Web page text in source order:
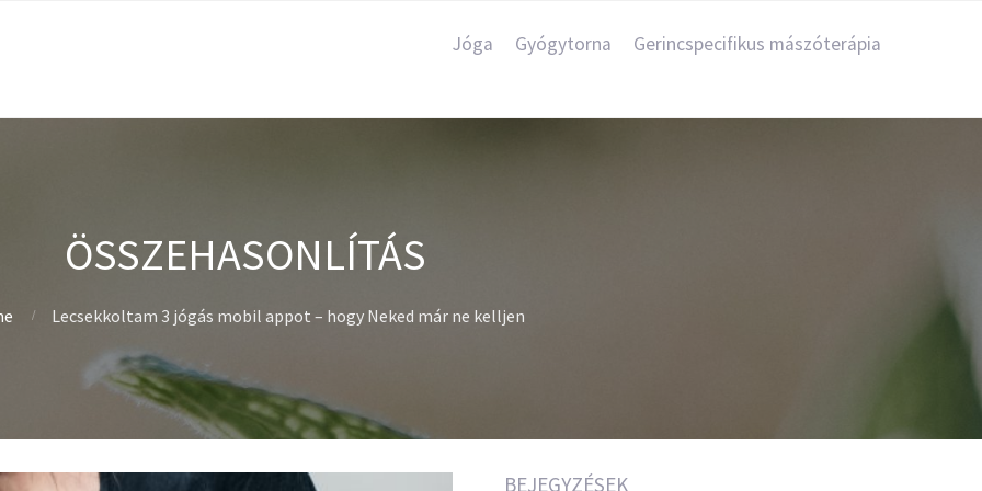
Jóga Gyógytorna Gerincspecifikus mászóterápia
ÖSSZEHASONLÍTÁS
Lecsekkoltam 3 jógás mobil appot – hogy Neked már ne kelljen
BEJEGYZÉSEK